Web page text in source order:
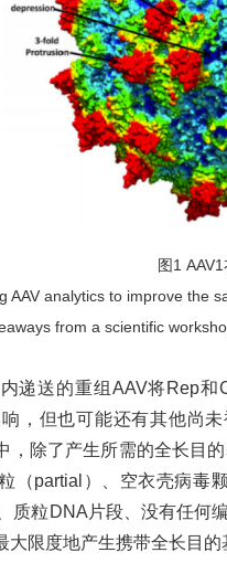
图1
AAV analytics to improve the
from a scientific
递送的重组 AAV将Rep和
，但也可能还有其他尚
，除了产生所需的全长目
（partial）、空衣壳病毒
质粒DNA片段、没有任何
限度地产生携带全长目的